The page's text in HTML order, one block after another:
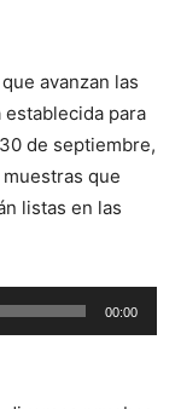
avanzan las
para
de septiembre,
que
listas en las
00:00